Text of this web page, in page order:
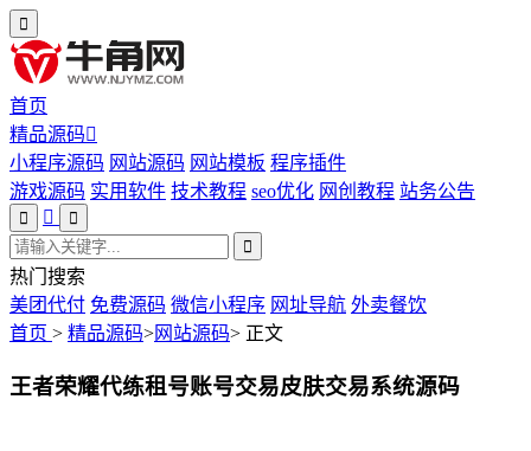
首页
精品源码
小程序源码 网站源码 网站模板 程序插件
游戏源码 实用软件 技术教程 seo优化 网创教程 站务公告
热门搜索
美团代付 免费源码 微信小程序 网址导航 外卖餐饮
首页 > 精品源码>网站源码> 正文
王者荣耀代练租号账号交易皮肤交易系统源码